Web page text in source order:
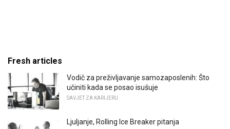
Fresh articles
Vodič za preživljavanje samozaposlenih: Što
učiniti kada se posao isušuje
SAVJET ZA KARIJERU
Ljuljanje, Rolling Ice Breaker pitanja